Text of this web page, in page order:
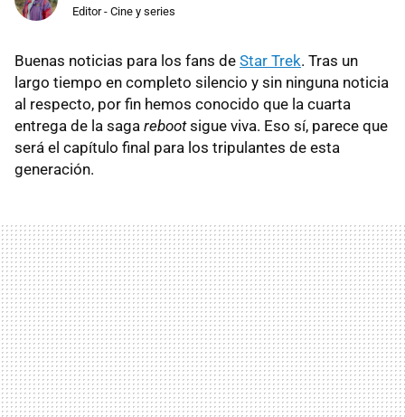
Editor - Cine y series
Buenas noticias para los fans de Star Trek. Tras un
largo tiempo en completo silencio y sin ninguna noticia
al respecto, por fin hemos conocido que la cuarta
entrega de la saga rebootsigue viva. Eso sí, parece que
será el capítulo final para los tripulantes de esta
generación.